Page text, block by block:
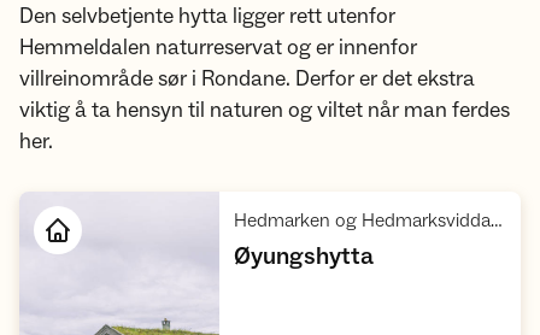
Den selvbetjente hytta ligger rett utenfor
Hemmeldalen naturreservat og er innenfor
villreinområde sør i Rondane. Derfor er det ekstra
viktig å ta hensyn til naturen og viltet når man ferdes
her.
Hedmarken og Hedmarksvidda, Rondane villreinområde 1
Øyungshytta,